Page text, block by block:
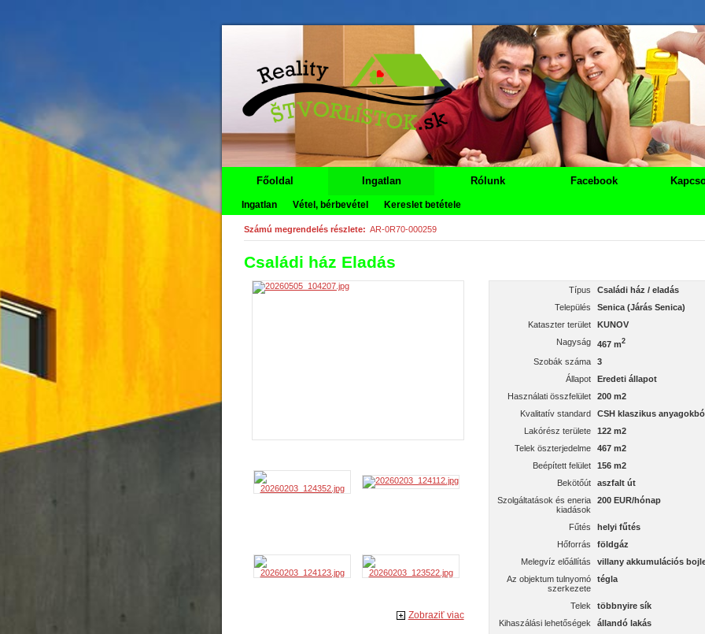
Főoldal Ingatlan
Ingatlan Vétel, bérbevétel Kereslet betétele
Rólunk Facebook
Számú megrendelés részlete: AR-0R70-000259
Családi ház Eladás
Zobraziť viac
Típus
Családi ház / eladás
Település
Senica (Járás Senica)
Kataszter terület
KUNOV
Nagyság
467 m2
Szobák száma
3
Állapot
Eredeti állapot
Használati összfelület
200 m2
Kvalitatív standard
CSH klaszikus
Lakórész területe
122 m2
Telek öszterjedelme
467 m2
Beépített felület
156 m2
Bekötőút
aszfalt út
Szolgáltatások és eneria
kiadások
200 EUR/hónap
Fűtés
helyi fűtés
Hőforrás
földgáz
Melegvíz előállítás
villany akkumulációs
Az objektum tulnyomó
szerkezete
tégla
Telek
többnyire sík
Kihaszálási lehetőségek
állandó lakás